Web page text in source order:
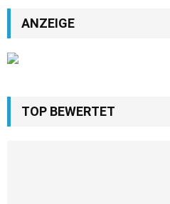
ANZEIGE
TOP BEWERTET